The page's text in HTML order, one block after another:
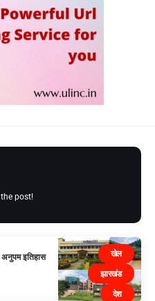
post!
खेल
झारखंड
देश
अनुपम इतिहास